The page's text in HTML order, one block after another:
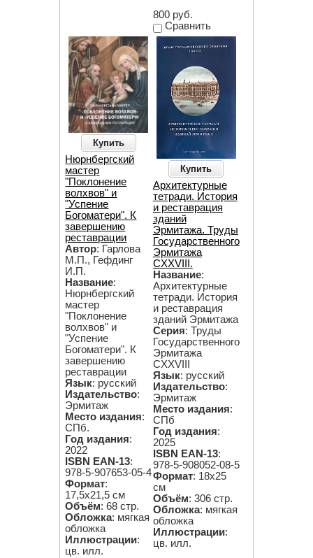
800 руб.
Сравнить
Купить
Нюрнбергский
мастер
"Поклонение
волхвов" и
"Успение
Богоматери". К
завершению
реставрации
Автор: Гарлова
М.П., Гефдинг
И.П.
Название:
Нюрнбергский
мастер
"Поклонение
волхвов" и
"Успение
Богоматери". К
завершению
реставрации
Язык: русский
Издательство:
Эрмитаж
Место издания:
СПб.
Год издания:
2022
ISBN EAN-13:
978-5-907653-05-4
Формат:
17,5х21,5 см
Объём: 68 стр.
Обложка: мягкая
обложка
Иллюстрации:
цв. илл.
Купить
Архитектурные
тетради. История
и реставрация
зданий
Эрмитажа. Труды
Государственного
Эрмитажа
CXXVIII.
Название:
Архитектурные
тетради. История
и реставрация
зданий Эрмитажа
Серия: Труды
Государственного
Эрмитажа
CXXVIII
Язык: русский
Издательство:
Эрмитаж
Место издания:
СПб
Год издания:
2025
ISBN EAN-13:
978-5-908052-08-5
Формат: 18х25
см
Объём: 306 стр.
Обложка: мягкая
обложка
Иллюстрации:
цв. илл.